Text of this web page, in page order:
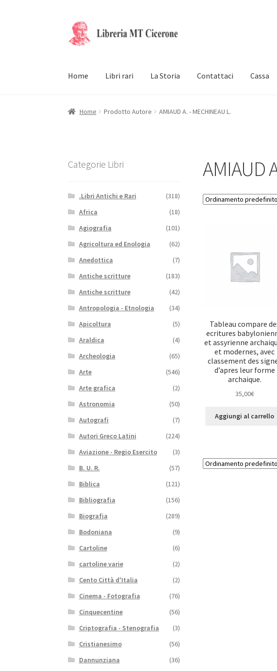
Vai
alla
Vai
al
Home Libri rari La Storia Contattaci Cassa
Home Prodotto Autore AMIAUD A. - MECHINEAU L.
AMIAUD
Tableau compare
ecritures
et assyrienne
et modernes, avec
classement des
d’apres leur forme
archaique.
35,00€
Aggiungi al carrello
Categorie Libri
.Libri Antichi e Rari
(318)
Africa
(18)
Agiografia
(101)
Agricoltura ed Enologia
(62)
Anedottica
(7)
Antiche scritture
(183)
Antiche scritture
(42)
Antropologia - Etnologia
(34)
Apicoltura
(5)
Araldica
(4)
Archeologia
(65)
Arte
(546)
Arte grafica
(2)
Astronomia
(50)
Autografi
(7)
Autori Greco Latini
(224)
Aviazione - Regio Esercito
(3)
B. U. R.
(57)
Biblica
(121)
Bibliografia
(156)
Biografia
(289)
Bodoniana
(9)
Cartoline
(6)
cartoline varie
(2)
Cento Città d'Italia
(2)
Cinema - Fotografia
(76)
Cinquecentine
(56)
Criptografia - Stenografia
(3)
Cristianesimo
(56)
Dannunziana
(36)